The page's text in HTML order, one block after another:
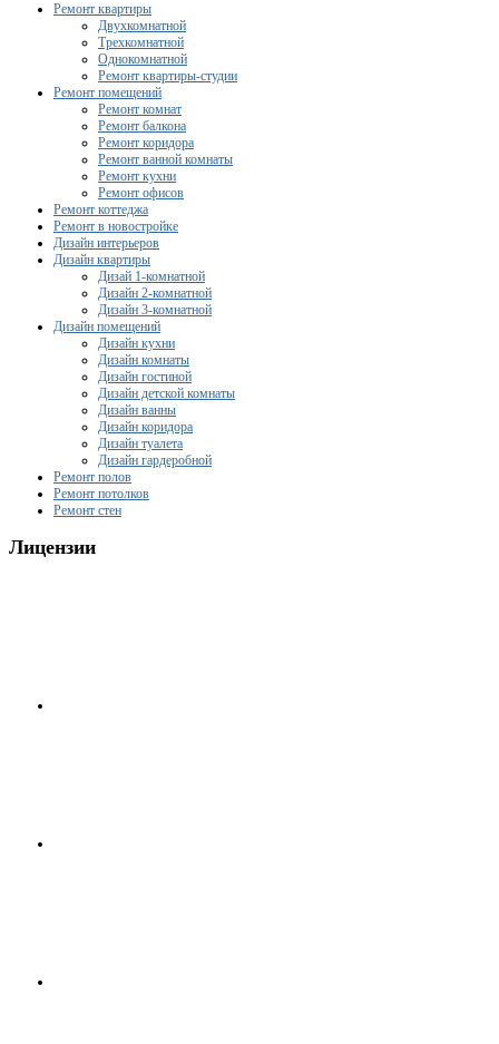
Ремонт квартиры
Двухкомнатной
Трехкомнатной
Однокомнатной
Ремонт квартиры-студии
Ремонт помещений
Ремонт комнат
Ремонт балкона
Ремонт коридора
Ремонт ванной комнаты
Ремонт кухни
Ремонт офисов
Ремонт коттеджа
Ремонт в новостройке
Дизайн интерьеров
Дизайн квартиры
Дизай 1-комнатной
Дизайн 2-комнатной
Дизайн 3-комнатной
Дизайн помещений
Дизайн кухни
Дизайн комнаты
Дизайн гостиной
Дизайн детской комнаты
Дизайн ванны
Дизайн коридора
Дизайн туалета
Дизайн гардеробной
Ремонт полов
Ремонт потолков
Ремонт стен
Лицензии